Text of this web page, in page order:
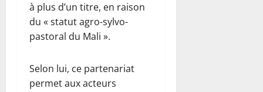
à plus d’un titre, en raison
du « statut agro-sylvo-
pastoral du Mali ».
Selon lui, ce partenariat
permet aux acteurs